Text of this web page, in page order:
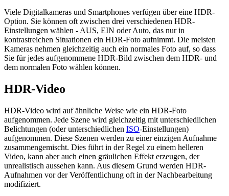
Viele Digitalkameras und Smartphones verfügen über eine HDR-
Option. Sie können oft zwischen drei verschiedenen HDR-
Einstellungen wählen - AUS, EIN oder Auto, das nur in
kontrastreichen Situationen ein HDR-Foto aufnimmt. Die meisten
Kameras nehmen gleichzeitig auch ein normales Foto auf, so dass
Sie für jedes aufgenommene HDR-Bild zwischen dem HDR- und
dem normalen Foto wählen können.
HDR-Video
HDR-Video wird auf ähnliche Weise wie ein HDR-Foto
aufgenommen. Jede Szene wird gleichzeitig mit unterschiedlichen
Belichtungen (oder unterschiedlichen ISO-Einstellungen)
aufgenommen. Diese Szenen werden zu einer einzigen Aufnahme
zusammengemischt. Dies führt in der Regel zu einem helleren
Video, kann aber auch einen gräulichen Effekt erzeugen, der
unrealistisch aussehen kann. Aus diesem Grund werden HDR-
Aufnahmen vor der Veröffentlichung oft in der Nachbearbeitung
modifiziert.